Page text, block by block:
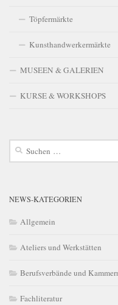
Töpfermärkte
Kunsthandwerkermärkte
MUSEEN & GALERIEN
KURSE & WORKSHOPS
Suchen
NEWS-KATEGORIEN
Allgemein
Ateliers und Werkstätten
Berufsverbände und
Fachliteratur